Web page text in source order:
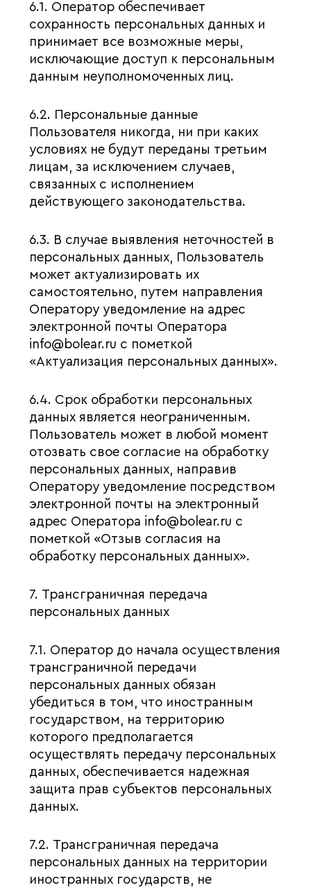
6.1. Оператор обеспечивает
сохранность персональных данных и
принимает все возможные меры,
исключающие доступ к персональным
данным неуполномоченных лиц.
6.2. Персональные данные
Пользователя никогда, ни при каких
условиях не будут переданы третьим
лицам, за исключением случаев,
связанных с исполнением
действующего законодательства.
6.3. В случае выявления неточностей в
персональных данных, Пользователь
может актуализировать их
самостоятельно, путем направления
Оператору уведомление на адрес
электронной почты Оператора
info@bolear.ru с пометкой
«Актуализация персональных данных».
6.4. Срок обработки персональных
данных является неограниченным.
Пользователь может в любой момент
отозвать свое согласие на обработку
персональных данных, направив
Оператору уведомление посредством
электронной почты на электронный
адрес Оператора info@bolear.ru с
пометкой «Отзыв согласия на
обработку персональных данных».
7. Трансграничная передача
персональных данных
7.1. Оператор до начала осуществления
трансграничной передачи
персональных данных обязан
убедиться в том, что иностранным
государством, на территорию
которого предполагается
осуществлять передачу персональных
данных, обеспечивается надежная
защита прав субъектов персональных
данных.
7.2. Трансграничная передача
персональных данных на территории
иностранных государств, не